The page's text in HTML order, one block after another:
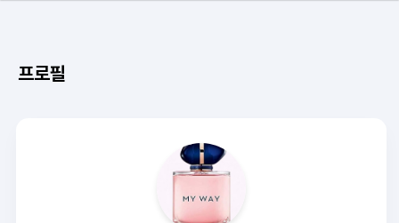
프로필